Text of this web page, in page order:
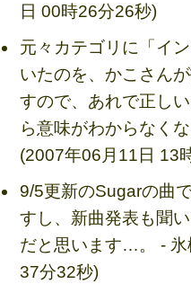
日 00時26分26秒)
元々カテゴリに「イ
いたのを、かこさん
すので、あれで正し
ら意味がわからなく
(2007年06月11日 13
9/5更新のSugarの曲
すし、新曲発表も聞
だと思います…。 -
37分32秒)